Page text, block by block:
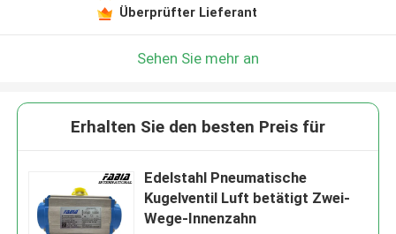
Überprüfter Lieferant
Sehen Sie mehr an
Erhalten Sie den besten Preis für
Edelstahl Pneumatische
Kugelventil Luft betätigt Zwei-
Wege-Innenzahn